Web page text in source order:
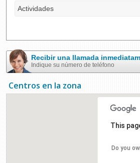
Actividades
Recibir una llamada
Indique su número de teléfono
Centros en la zona
This
Do you